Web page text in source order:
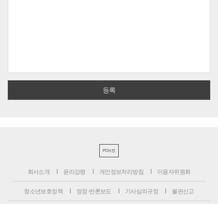
PC버전
회사소개 윤리강령 개인정보처리방침 이용자위원회
청소년보호정책 정정·반론보도 기사심의규정 불편신고